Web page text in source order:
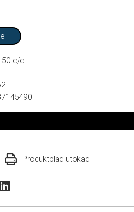
c/c
Produktblad utökad
Linkedin